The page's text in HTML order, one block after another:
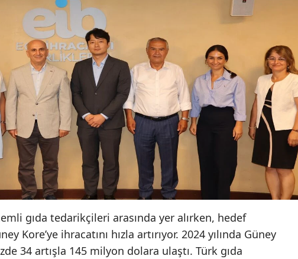
gıda tedarikçileri arasında yer alırken, hedef
Kore’ye ihracatını hızla artırıyor. 2024 yılında Güney
34 artışla 145 milyon dolara ulaştı. Türk gıda